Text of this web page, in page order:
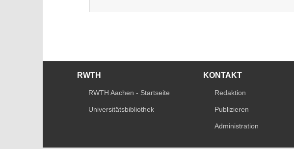
RWTH
RWTH Aachen - Startseite
Universitätsbibliothek
KONTAKT
Redaktion
Publizieren
Administration